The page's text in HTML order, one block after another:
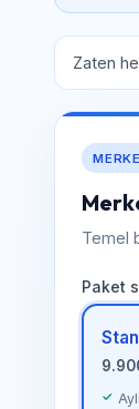
Zaten
Temel
Paket